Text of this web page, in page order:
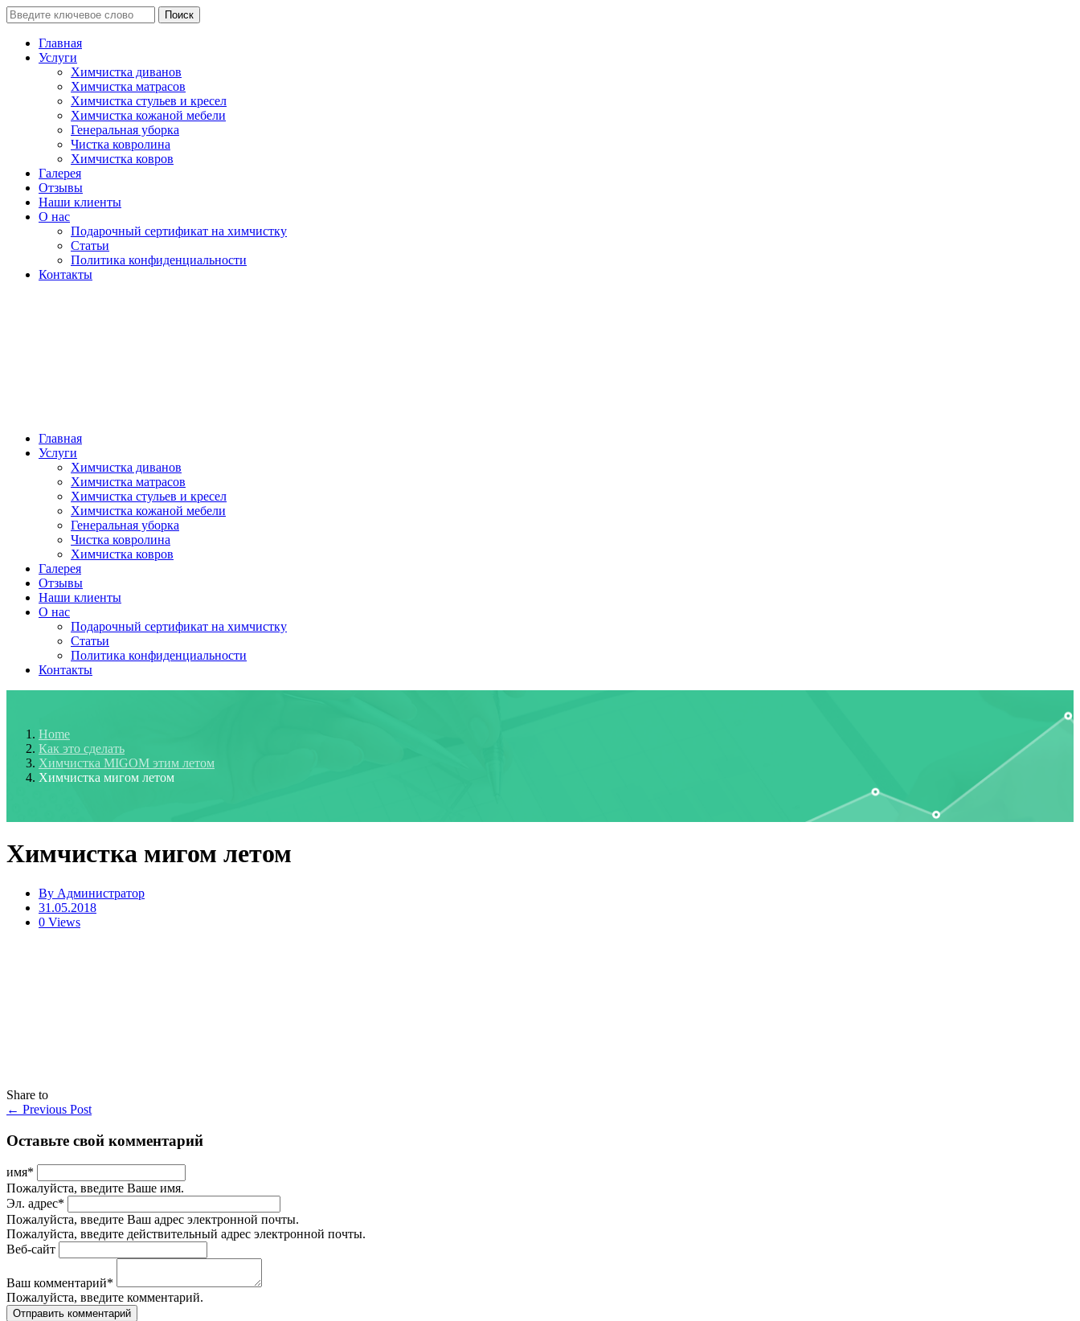
Поиск
Главная
Услуги
Химчистка диванов
Химчистка матрасов
Химчистка стульев и кресел
Химчистка кожаной мебели
Генеральная уборка
Чистка ковролина
Химчистка ковров
Галерея
Отзывы
Наши клиенты
О нас
Подарочный сертификат на химчистку
Статьи
Политика конфиденциальности
Контакты
Главная
Услуги
Химчистка диванов
Химчистка матрасов
Химчистка стульев и кресел
Химчистка кожаной мебели
Генеральная уборка
Чистка ковролина
Химчистка ковров
Галерея
Отзывы
Наши клиенты
О нас
Подарочный сертификат на химчистку
Статьи
Политика конфиденциальности
Контакты
Home
Как это сделать
Химчистка MIGOM этим летом
Химчистка мигом летом
Химчистка мигом летом
By Администратор
31.05.2018
0 Views
Share to
← Previous Post
Оставьте свой комментарий
имя*
Пожалуйста, введите Ваше имя.
Эл. адрес*
Пожалуйста, введите Ваш адрес электронной почты.
Пожалуйста, введите действительный адрес электронной почты.
Веб-сайт
Ваш комментарий*
Пожалуйста, введите комментарий.